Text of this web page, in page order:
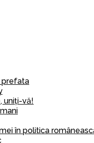
prefata
uniți-vă!
în politica